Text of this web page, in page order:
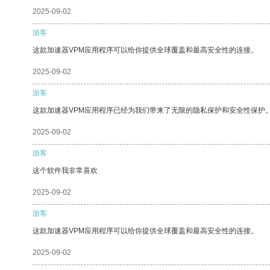
2025-09-02
游客
这款加速器VPM应用程序可以给你提供全球覆盖和最高安全性的连接。
2025-09-02
游客
这款加速器VPM应用程序已经为我们带来了无限的隐私保护和安全性保护
2025-09-02
游客
这个软件我非常喜欢
2025-09-02
游客
这款加速器VPM应用程序可以给你提供全球覆盖和最高安全性的连接。
2025-09-02